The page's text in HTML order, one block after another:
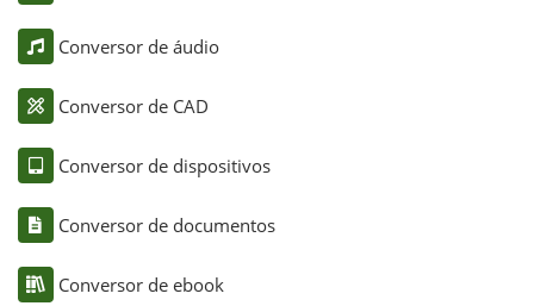
Conversor de áudio
Conversor de CAD
Conversor de dispositivos
Conversor de documentos
Conversor de ebook